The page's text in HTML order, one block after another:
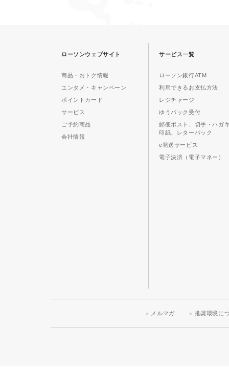
ローソンウェブサイト
商品・おトク情報
エンタメ・キャンペーン
ポイントカード
サービス
ご予約商品
会社情報
サービス一覧
ローソン銀行ATM
利用できるお支払方法
レジチャージ
ゆうパック受付
郵便ポスト、切手・ハガ
印紙、レターパック
e発送サービス
電子決済（電子マネー）
メルマガ 推奨環境に